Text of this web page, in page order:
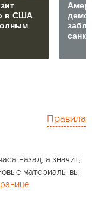
в США
Правила
назад, а значит,
материалы вы
.